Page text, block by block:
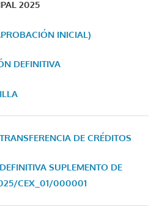
2025
INICIAL)
DEFINITIVA
DE CRÉDITOS
SUPLEMENTO DE
CEX_01/000001